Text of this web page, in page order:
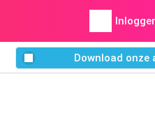
Download onze